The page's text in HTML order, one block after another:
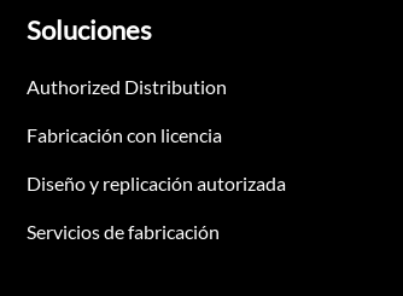
Soluciones
Authorized Distribution
Fabricación con licencia
Diseño y replicación autorizada
Servicios de fabricación